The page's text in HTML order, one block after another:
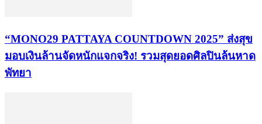
“MONO29 PATTAYA COUNTDOWN 2025” ส่งสุข
มอบเงินล้านจัดหนักแจกจริง! รวมสุดยอดศิลปินล้นหาด
พัทยา